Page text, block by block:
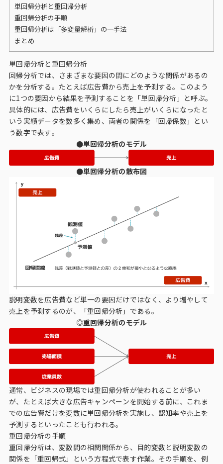
商品／サービス開発に関する課題
施策実行に関する課題
モニタリング／フォローに関する課題
インテージの海外調査
事例紹介
マーケティング用語集
コーポレートサイト
データ活用法・トレンド情報
単回帰分析と重回帰分析
重回帰分析の手順
重回帰分析は「多変量解析」の一手法
まとめ
単回帰分析と重回帰分析
回帰分析では、さまざまな要因の間にどのような関係があるの
かを分析する。たとえば広告費から売上を予測する。このよう
に1つの要因から結果を予測することを「単回帰分析」と呼ぶ。
具体的には、広告費をいくらにしたら売上がいくらになったと
いう実績データを数多く集め、両者の関係を「回帰係数」とい
う数字で表す。
●単回帰分析のモデル
●単回帰分析の散布図
説明変数を広告費など単一の要因だけではなく、より増やして
売上を予測するのが、「重回帰分析」である。
◎重回帰分析のモデル
通常、ビジネスの現場では重回帰分析が使われることが多い
が、たとえば大きな広告キャンペーンを開始する前に、これま
での広告費だけを変数に単回帰分析を実施し、認知率や売上を
予測するといったことも行われる。
重回帰分析の手順
重回帰分析は、変数間の相関関係から、目的変数と説明変数の
関係を「重回帰式」という方程式で表す作業。その手順を、例